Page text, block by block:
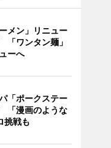
メン」リニュー
ワンタン麺」
ーへ
「ポークステー
「漫画のような
挑戦も